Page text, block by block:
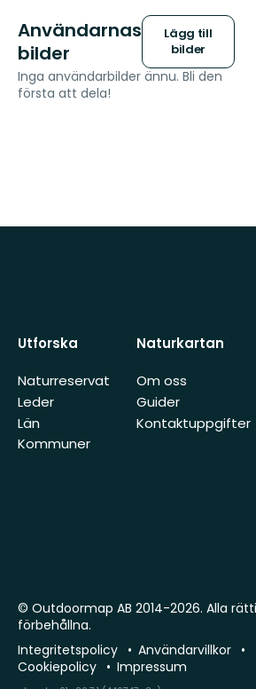
Användarnas
bilder
Lägg till
bilder
Inga användarbilder ännu. Bli den
första att dela!
Utforska
Naturreservat
Leder
Län
Kommuner
Naturkartan
Om oss
Guider
Kontaktuppgifter
© Outdoormap AB 2014-2026. Alla
förbehållna.
Integritetspolicy
Användarvillkor
Cookiepolicy
Impressum